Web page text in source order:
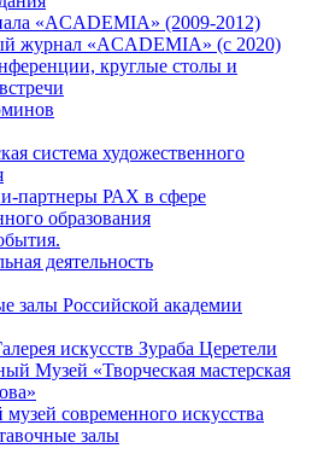
«ACADEMIA» (2009-2012)
журнал «ACADEMIA» (с 2020)
круглые столы и
система художественного
партнеры РАХ в сфере
образования
деятельность
залы Российской академии
искусств Зураба Церетели
Музей «Творческая мастерская
современного искусства
залы